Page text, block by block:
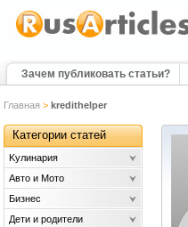
Зачем публиковать статьи?
Главная > kredithelper
Категории статей
Kулинария
Авто и Мото
Бизнес
Дети и родители